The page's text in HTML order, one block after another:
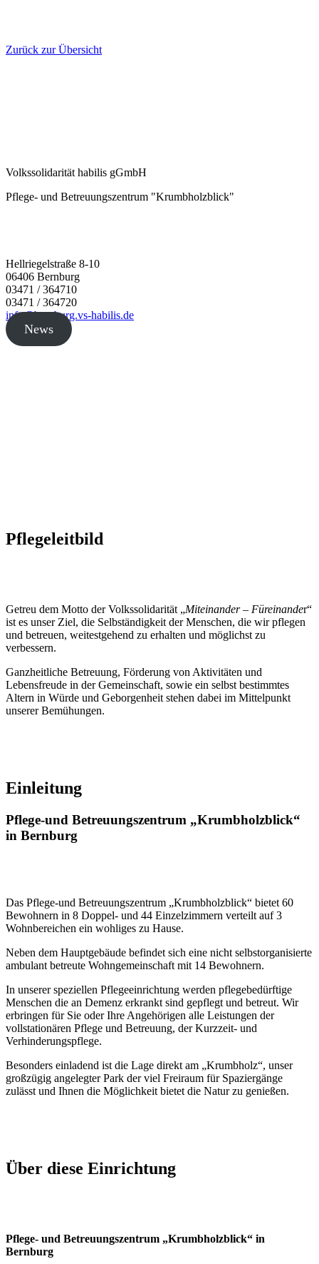
Zurück zur Übersicht
Volkssolidarität habilis gGmbH
Pflege- und Betreuungszentrum "Krumbholzblick"
Hellriegelstraße 8-10
06406 Bernburg
03471 / 364710
03471 / 364720
info@bernburg.vs-habilis.de
News
Pflegeleitbild
Getreu dem Motto der Volkssolidarität „Miteinander – Füreinander“
ist es unser Ziel, die Selbständigkeit der Menschen, die wir pflegen
und betreuen, weitestgehend zu erhalten und möglichst zu
verbessern.
Ganzheitliche Betreuung, Förderung von Aktivitäten und
Lebensfreude in der Gemeinschaft, sowie ein selbst bestimmtes
Altern in Würde und Geborgenheit stehen dabei im Mittelpunkt
unserer Bemühungen.
Einleitung
Pflege-und Betreuungszentrum „Krumbholzblick“
in Bernburg
Das Pflege-und Betreuungszentrum „Krumbholzblick“ bietet 60
Bewohnern in 8 Doppel- und 44 Einzelzimmern verteilt auf 3
Wohnbereichen ein wohliges zu Hause.
Neben dem Hauptgebäude befindet sich eine nicht selbstorganisierte
ambulant betreute Wohngemeinschaft mit 14 Bewohnern.
In unserer speziellen Pflegeeinrichtung werden pflegebedürftige
Menschen die an Demenz erkrankt sind gepflegt und betreut. Wir
erbringen für Sie oder Ihre Angehörigen alle Leistungen der
vollstationären Pflege und Betreuung, der Kurzzeit- und
Verhinderungspflege.
Besonders einladend ist die Lage direkt am „Krumbholz“, unser
großzügig angelegter Park der viel Freiraum für Spaziergänge
zulässt und Ihnen die Möglichkeit bietet die Natur zu genießen.
Über diese Einrichtung
Pflege- und Betreuungszentrum „Krumbholzblick“ in
Bernburg